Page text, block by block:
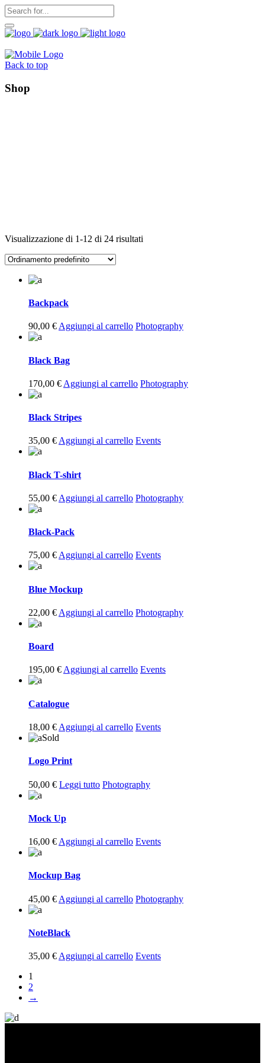
Back to top
Shop
Visualizzazione di 1-12 di 24 risultati
Backpack
90,00 € Aggiungi al carrello Photography
Black Bag
170,00 € Aggiungi al carrello Photography
Black Stripes
35,00 € Aggiungi al carrello Events
Black T-shirt
55,00 € Aggiungi al carrello Photography
Black-Pack
75,00 € Aggiungi al carrello Events
Blue Mockup
22,00 € Aggiungi al carrello Photography
Board
195,00 €Aggiungi al carrello Events
Catalogue
18,00 € Aggiungi al carrello Events
Sold
Logo Print
50,00 € Leggi tutto Photography
Mock Up
16,00 € Aggiungi al carrello Events
Mockup Bag
45,00 € Aggiungi al carrello Photography
NoteBlack
35,00 € Aggiungi al carrello Events
1
2
→